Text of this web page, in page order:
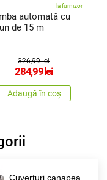
la furnizor
automată cu
de 15 m
326,99 lei
284,99lei
Adaugă în coș
Cuverturi canapea